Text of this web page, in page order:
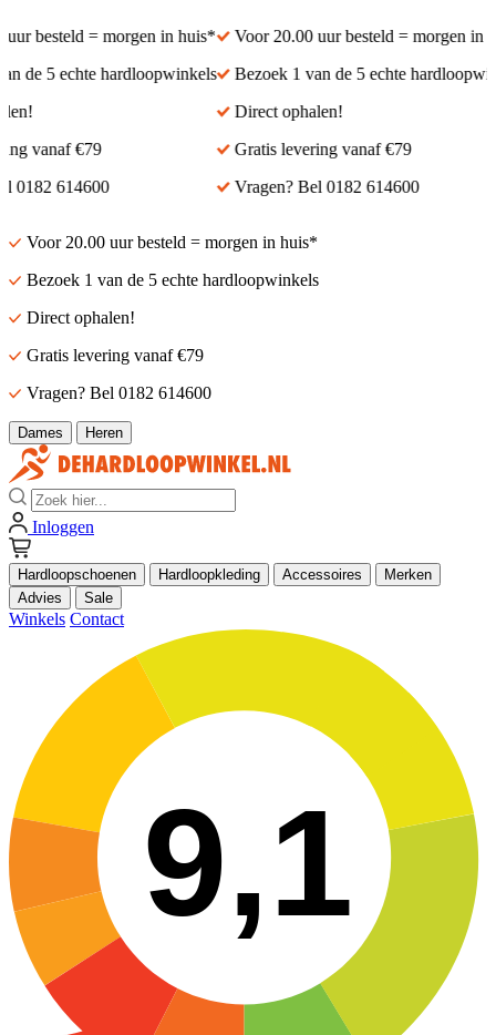
besteld = morgen in huis*
de 5 echte hardloopwinkels
vanaf €79
614600
Voor 20.00 uur besteld = morgen in
Bezoek 1 van de 5 echte
Direct ophalen!
Gratis levering vanaf €79
Vragen? Bel 0182 614600
Voor 20.00 uur besteld = morgen in huis*
Bezoek 1 van de 5 echte hardloopwinkels
Direct ophalen!
Gratis levering vanaf €79
Vragen? Bel 0182 614600
Dames Heren
Zoek
Inloggen
Hardloopschoenen Hardloopkleding Accessoires
Merken
Advies
Sale
Winkels Contact
9,1